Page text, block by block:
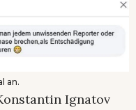
an.
Ignatov